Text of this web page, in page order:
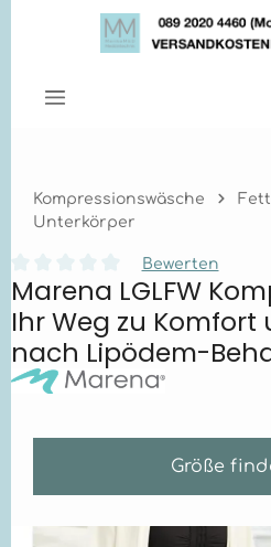
Zum Hauptinhalt springen
Kompressionswäsche
Unterkörper
Durchschnittliche Bewertung
Bewerten
Marena LGLFW
Ihr Weg zu Komfort
nach Lipödem-
Größe
Bildergalerie überspringen